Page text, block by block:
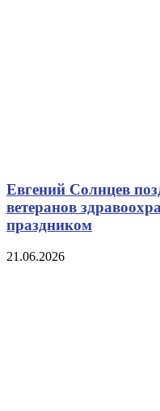
Евгений Солнцев
ветеранов
праздником
21.06.2026